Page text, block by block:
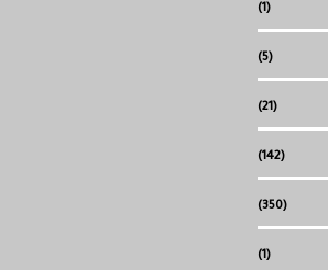
(1)
(5)
(21)
(142)
(350)
(1)